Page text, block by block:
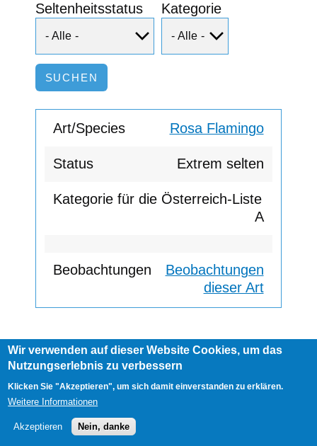
Seltenheitsstatus Kategorie
Rosa Flamingo
Extrem selten
A
Beobachtungen
dieser Art
Footer
menu
AGB Impressum Links
User
account
Anmelden
Wir verwenden auf dieser Website Cookies, um das
Nutzungserlebnis zu verbessern
Klicken Sie "Akzeptieren", um sich damit einverstanden zu erklären.
Weitere Informationen
Akzeptieren Nein, danke